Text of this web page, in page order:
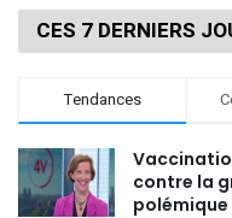
CES 7 DERNIERS
Tendances
contre la